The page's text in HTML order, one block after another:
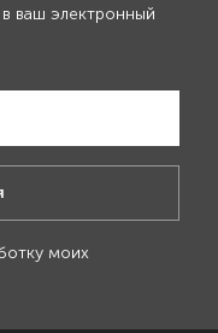
ваш электронный
моих